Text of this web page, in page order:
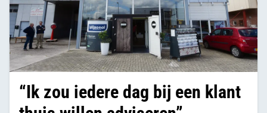
“Ik zou iedere dag bij een klant